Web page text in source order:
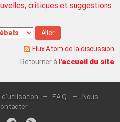
critiques et suggestions
Flux Atom de la discussion
Retourner à l'accueil du site
d'utilisation — F.A.Q. —
Nous